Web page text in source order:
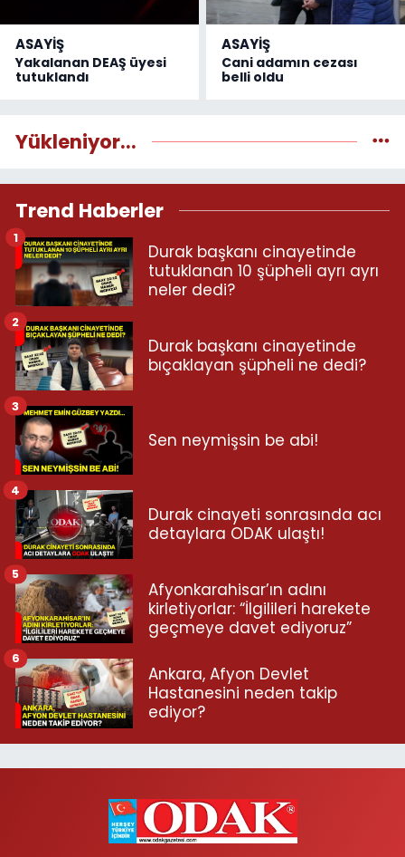
ASAYİŞ
Yakalanan DEAŞ üyesi
tutuklandı
ASAYİŞ
Cani adamın cezası
belli oldu
Yükleniyor...
Trend Haberler
Durak başkanı cinayetinde
tutuklanan 10 şüpheli ayrı ayrı
neler dedi?
1
Durak başkanı cinayetinde
bıçaklayan şüpheli ne dedi?
2
Sen neymişsin be abi!
3
Durak cinayeti sonrasında acı
detaylara ODAK ulaştı!
4
Afyonkarahisar’ın adını
kirletiyorlar: “İlgilileri harekete
geçmeye davet ediyoruz”
5
Ankara, Afyon Devlet
Hastanesini neden takip
ediyor?
6